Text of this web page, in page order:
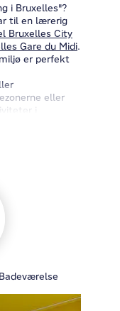
i Bruxelles"?
til en lærerig
Bruxelles City
Gare du Midi.
er perfekt
eller
i
fantastisk!
med to
Center
Place,
til
mad og
Badeværelse
Bar